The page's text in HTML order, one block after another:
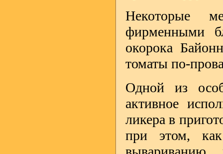
Некоторые
фирменными
окорока
томаты по-
Одной из
активное
ликера в
при этом, как